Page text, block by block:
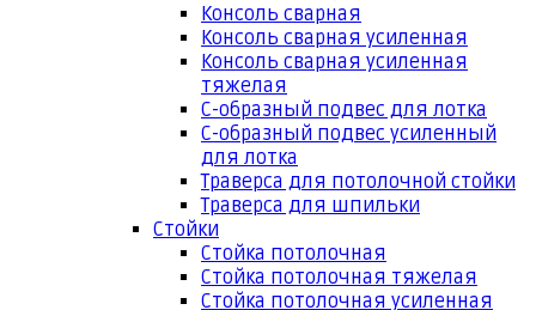
Консоль сварная
Консоль сварная усиленная
Консоль сварная усиленная
тяжелая
С-образный подвес для лотка
С-образный подвес усиленный
для лотка
Траверса для потолочной стойки
Траверса для шпильки
Стойки
Стойка потолочная
Стойка потолочная тяжелая
Стойка потолочная усиленная